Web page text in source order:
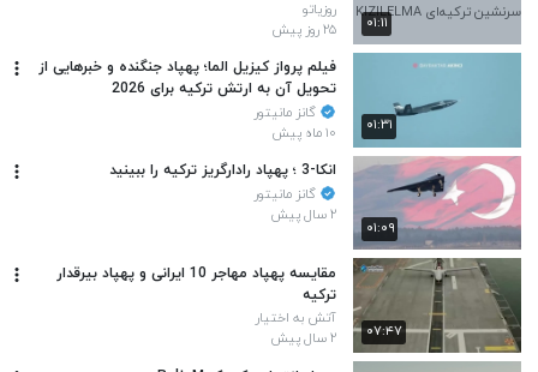
۰۱:۱۱
روزیاتو
۲۵ روز پیش
۰۱:۳۱
فیلم پرواز کیزیل الما؛ پهپاد جنگنده و خبرهایی از
تحویل آن به ارتش ترکیه برای 2026
گانز مانیتور
۱۰ ماه پیش
۰۱:۰۹
انکا-3 ؛ پهپاد رادارگریز ترکیه را ببینید
گانز مانیتور
۲ سال پیش
۰۷:۴۷
مقایسه پهپاد مهاجر 10 ایرانی و پهپاد بیرقدار
ترکیه
آتش به اختیار
۲ سال پیش